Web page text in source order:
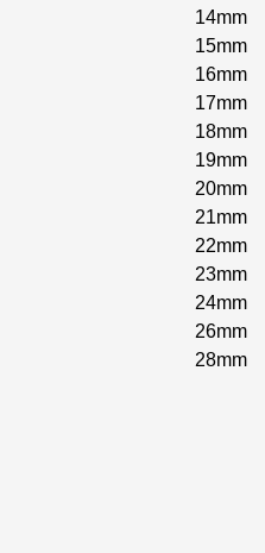
14mm
15mm
16mm
17mm
18mm
19mm
20mm
21mm
22mm
23mm
24mm
26mm
28mm